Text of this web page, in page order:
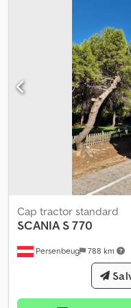
organiza, contra cost,
Europa sau către porturile
contra cost, asigurarea
inspecția tehnică (TÜV)
pentru clienții din
legal trebuie achitat ca
vânzări intermediare. Mai
Răspundem cu plăcere
Ceha, franceza, rusa,
fără garanție, inclusiv
Persenbeug 788 km
Cap tractor standard
SCANIA S 770